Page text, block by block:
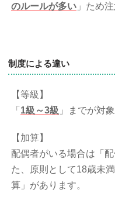
のルールが多い 」ため
制度による違い
【等級】
「 1級～3級 」までが対
【加算】
配偶者がいる場合は「
た、原則として18歳未
算」があります。